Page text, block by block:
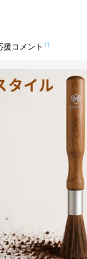
援コメント 11